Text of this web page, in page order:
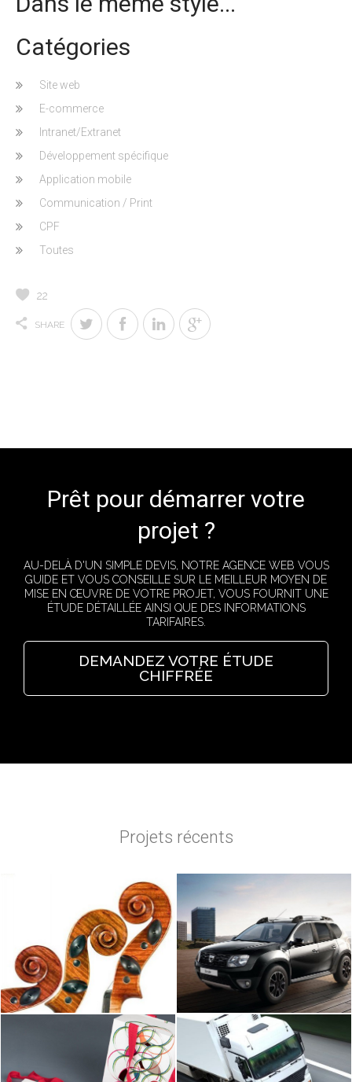
Catégories
Site web
E-commerce
Intranet/Extranet
Développement spécifique
Application mobile
Communication / Print
CPF
Toutes
22
SHARE
Prêt pour démarrer votre
projet ?
AU-DELÀ D'UN SIMPLE DEVIS, NOTRE AGENCE WEB VOUS
GUIDE ET VOUS CONSEILLE SUR LE MEILLEUR MOYEN DE
MISE EN ŒUVRE DE VOTRE PROJET, VOUS FOURNIT UNE
ÉTUDE DÉTAILLÉE AINSI QUE DES INFORMATIONS
TARIFAIRES.
DEMANDEZ VOTRE ÉTUDE
CHIFFRÉE
Projets récents